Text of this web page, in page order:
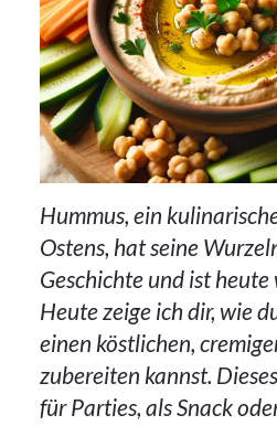
Hummus, ein
Ostens, hat seine
Geschichte und ist
Heute zeige ich dir, wie
einen köstlichen,
zubereiten kannst.
für Parties, als Snack